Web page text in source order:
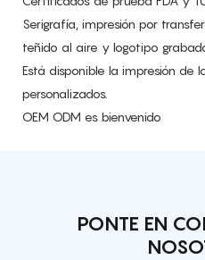
Serigrafía, impresión por
teñido al aire y logotipo
Está disponible la impresión de
personalizados.
OEM ODM es bienvenido
PONTE EN